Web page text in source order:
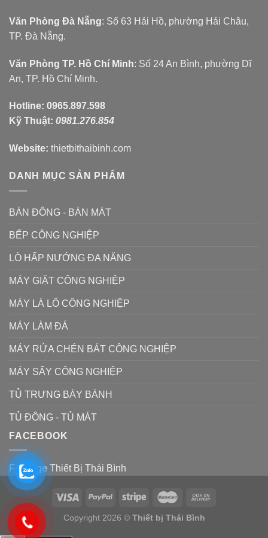
Văn Phòng Đà Nẵng: Số 63 Hải Hồ, phường Hải Châu,
TP. Đà Nẵng.
Văn Phòng TP. Hồ Chí Minh: Số 24 An Bình, phường Dĩ
An, TP. Hồ Chí Minh.
Hotline: 0965.897.598
Kỹ Thuật: 0981.276.854
Website: thietbithaibinh.com
DANH MỤC SẢN PHẨM
BÀN ĐÔNG - BÀN MÁT
BẾP CÔNG NGHIỆP
LÒ HẤP NƯỚNG ĐA NĂNG
MÁY GIẶT CÔNG NGHIỆP
MÁY LÀ LÔ CÔNG NGHIỆP
MÁY LÀM ĐÁ
MÁY RỬA CHÉN BÁT CÔNG NGHIỆP
MÁY SẤY CÔNG NGHIỆP
TỦ TRƯNG BÀY BÁNH
TỦ ĐÔNG - TỦ MÁT
FACEBOOK
Fanpage Thiết Bị Thái Bình
Copyright 2026 © Thiết bị Thái Bình